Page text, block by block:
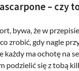
– czy
bywa, że w
zrobić, gdy nagle
każdy ma ochotę na
podzielić się z tobą